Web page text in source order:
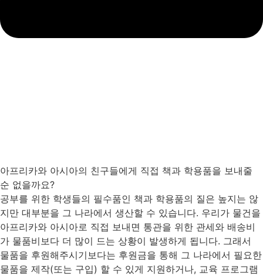
아프리카와 아시아의 친구들에게 직접 책과 학용품을 보내줄
순 없을까요?
공부를 위한 학생들의 필수품인 책과 학용품의 질은 높지는 않
지만 대부분을 그 나라에서 생산할 수 있습니다. 우리가 물건을
아프리카와 아시아로 직접 보내면 통관을 위한 관세와 배송비
가 물품비보다 더 많이 드는 상황이 발생하게 됩니다. 그래서
물품을 후원해주시기보다는 후원금을 통해 그 나라에서 필요한
물품을 제작(또는 구입) 할 수 있게 지원하거나, 교육 프로그램